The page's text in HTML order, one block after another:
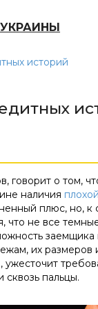
историй
говорит о том,
наличия
плюс, но,
что не все
их
пальцы.